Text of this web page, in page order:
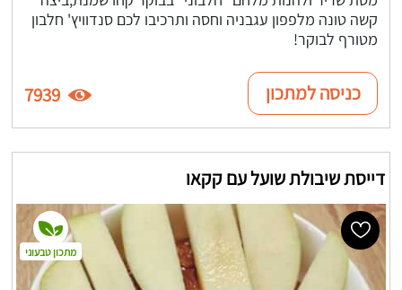
קשה טונה מלפפון עגבניה וחסה ותרכיבו לכם סנדוויץ' חלבון
מטורף לבוקר!
כניסה למתכון 7939
דייסת שיבולת שועל עם קקאו
מתכון טבעוני